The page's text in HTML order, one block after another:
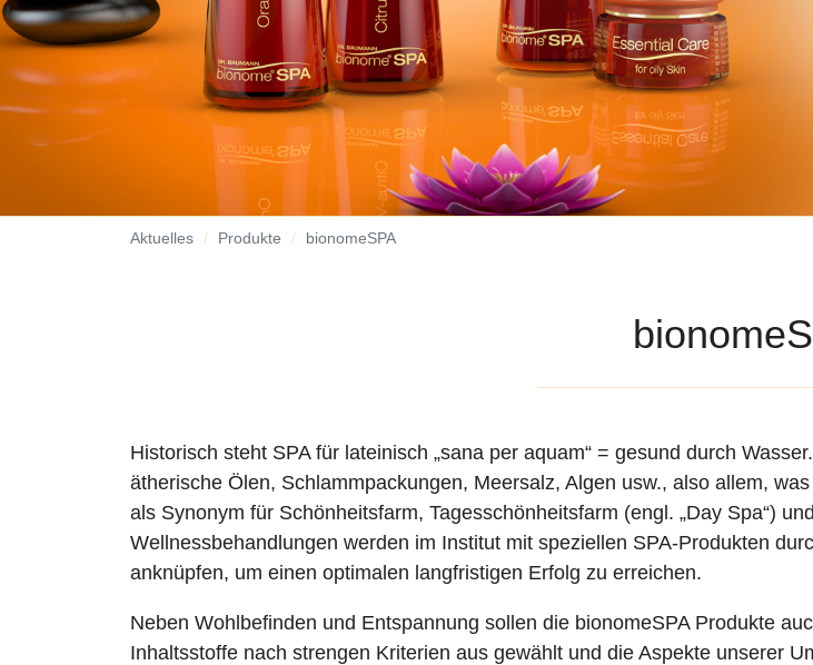
Aktuelles Produkte bionomeSPA
Historisch steht SPA für lateinisch „sana per aquam“ = gesund durch
ätherische Ölen, Schlammpackungen, Meersalz, Algen usw., also allem,
als Synonym für Schönheitsfarm, Tagesschönheitsfarm (engl. „Day Spa“)
Wellnessbehandlungen werden im Institut mit speziellen SPA-Produkten
anknüpfen, um einen optimalen langfristigen Erfolg zu erreichen.
Neben Wohlbefinden und Entspannung sollen die bionomeSPA Produkte
Inhaltsstoffe nach strengen Kriterien aus gewählt und die Aspekte unserer